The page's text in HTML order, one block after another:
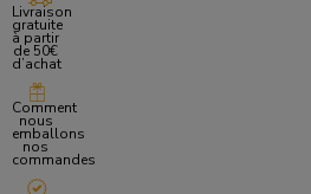
Livraison
gratuite
à partir
de 50€
d’achat
Comment
nous
emballons
nos
commandes